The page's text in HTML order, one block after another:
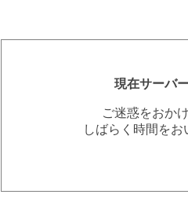
現在サーバ
ご迷惑をおか
しばらく時間を